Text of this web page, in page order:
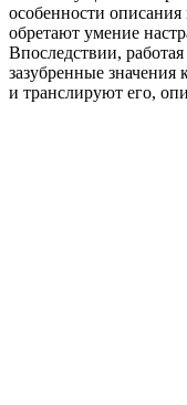
особенности
обретают умение
Впоследствии,
зазубренные
и транслируют его,